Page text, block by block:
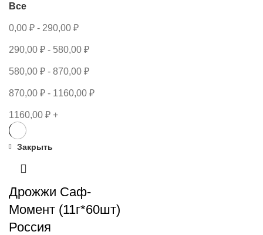
Все
0,00 ₽ - 290,00 ₽
290,00 ₽ - 580,00 ₽
580,00 ₽ - 870,00 ₽
870,00 ₽ - 1160,00 ₽
1160,00 ₽ +
Закрыть
Дрожжи Саф-
Момент (11г*60шт)
Россия